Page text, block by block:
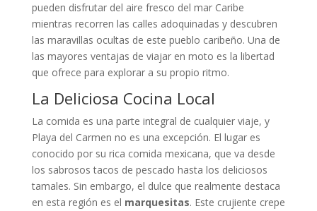
pueden disfrutar del aire fresco del mar Caribe
mientras recorren las calles adoquinadas y descubren
las maravillas ocultas de este pueblo caribeño. Una de
las mayores ventajas de viajar en moto es la libertad
que ofrece para explorar a su propio ritmo.
La Deliciosa Cocina Local
La comida es una parte integral de cualquier viaje, y
Playa del Carmen no es una excepción. El lugar es
conocido por su rica comida mexicana, que va desde
los sabrosos tacos de pescado hasta los deliciosos
tamales. Sin embargo, el dulce que realmente destaca
en esta región es el marquesitas. Este crujiente crepe